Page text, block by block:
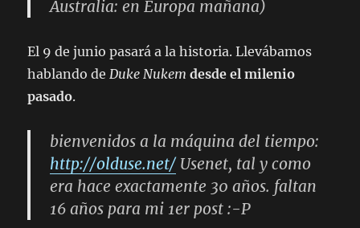
Australia: en Europa mañana)
El 9 de junio pasará a la historia. Llevábamos
hablando deDuke Nukem desde el milenio
pasado.
bienvenidos a la máquina del tiempo:
http://olduse.net/Usenet, tal y como
era hace exactamente 30 años. faltan
16 años para mi 1er post :-P